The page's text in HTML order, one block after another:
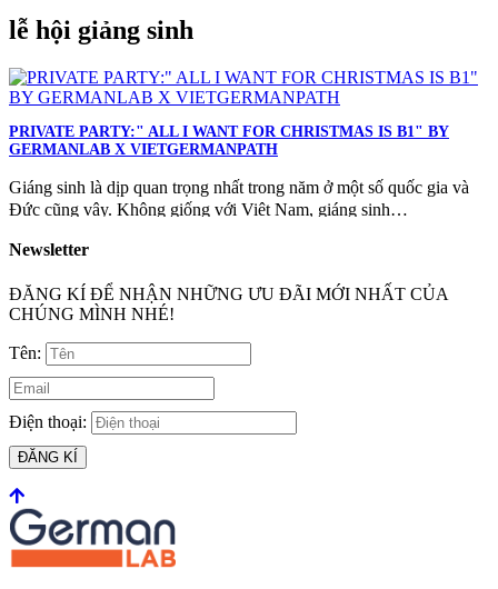
lễ hội giảng sinh
PRIVATE PARTY:" ALL I WANT FOR CHRISTMAS IS B1" BY
GERMANLAB X VIETGERMANPATH
Giáng sinh là dịp quan trọng nhất trong năm ở một số quốc gia và
Đức cũng vậy. Không giống với Việt Nam, giáng sinh…
Newsletter
ĐĂNG KÍ ĐỂ NHẬN NHỮNG ƯU ĐÃI MỚI NHẤT CỦA
CHÚNG MÌNH NHÉ!
Tên:
Điện thoại:
ĐĂNG KÍ